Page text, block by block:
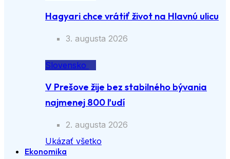
Hagyari chce vrátiť život na Hlavnú ulicu
3. augusta 2026
Slovensko
V Prešove žije bez stabilného bývania
najmenej 800 ľudí
2. augusta 2026
Ukázať všetko
Ekonomika